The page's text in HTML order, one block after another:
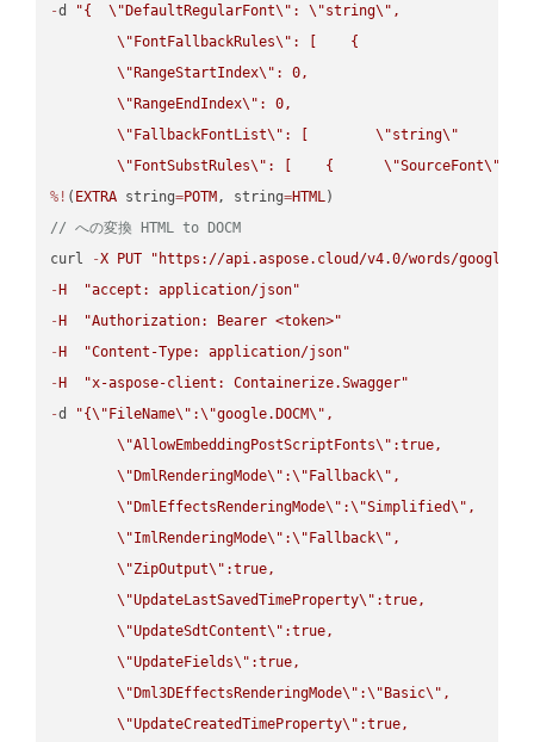
-d "{ \" DefaultRegularFont\" : \"string\" ,
\" FontFallbackRules\" : [    {
\" RangeStartIndex\" : 0,
\" RangeEndIndex\" : 0,
\" FallbackFontList\" : [ \"string\"
\" FontSubstRules\" : [    { \"SourceFont\"
%! ( EXTRA string=POTM , string=HTML
// への変換 HTML to DOCM
curl
-X PUT
"https://api.aspose.cloud/v4.0/words/
- H
"accept: application/json"
- H
"Authorization: Bearer <token>"
- H
"Content-Type: application/json"
- H
"x-aspose-client: Containerize.Swagger"
-d "{\" FileName\" :\"google.DOCM\" ,
\"AllowEmbeddingPostScriptFonts\" :true,
\" DmlRenderingMode\" :\" Fallback\" ,
\" DmlEffectsRenderingMode\" :\"Simplified\" ,
\"ImlRenderingMode\" :\" Fallback\" ,
\"ZipOutput\" :true,
\"UpdateLastSavedTimeProperty\" :true,
\"UpdateSdtContent\" :true,
\"UpdateFields\" :true,
\" Dml3DEffectsRenderingMode\" :\" Basic\" ,
\"UpdateCreatedTimeProperty\" :true,